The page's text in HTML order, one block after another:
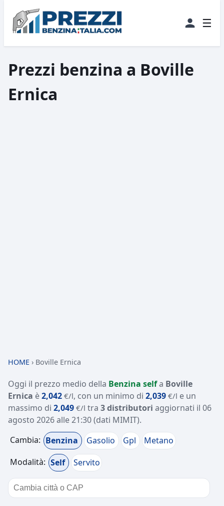
☰
Prezzi benzina a Boville
Ernica
HOME › Boville Ernica
Oggi il prezzo medio della Benzina selfa Boville
Ernica è2,042 €/l, con un minimo di 2,039 €/l e un
massimo di 2,049 €/l tra 3 distributori aggiornati il 06
agosto 2026 alle 21:30(dati MIMIT).
Cambia: Benzina Gasolio Gpl
Metano
Modalità: Self Servito